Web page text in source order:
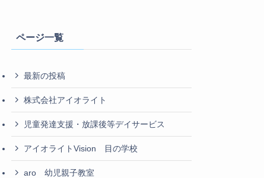
ページ一覧
最新の投稿
株式会社アイオライト
児童発達支援・放課後等デイサービス
アイオライトVision 目の学校
aro 幼児親子教室